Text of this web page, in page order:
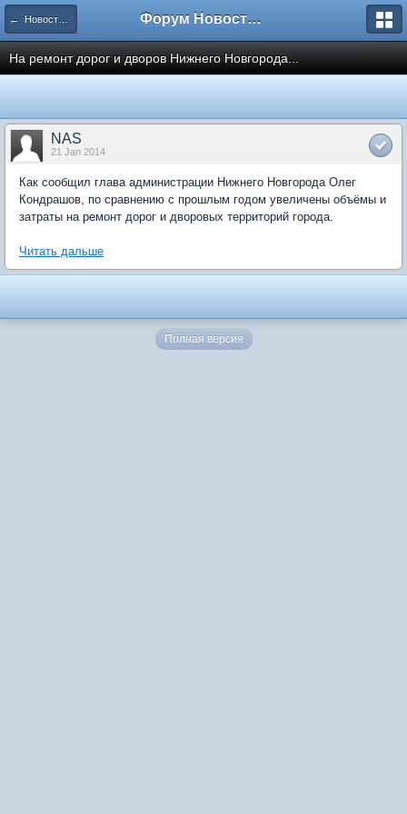
← Новости рынка недвижимости Форум Новостройки
На ремонт дорог и дворов Нижнего Новгорода...
NAS
21 Jan 2014
Как сообщил глава администрации Нижнего Новгорода Олег
Кондрашов, по сравнению с прошлым годом увеличены объёмы и
затраты на ремонт дорог и дворовых территорий города.
Читать дальше
Полная версия